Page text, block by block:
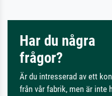
Har du några
frågor?
Är du intresserad av ett
från vår fabrik, men är inte